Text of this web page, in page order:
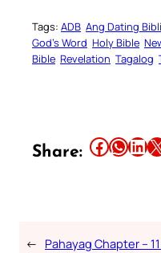
Tags: ADB Ang Dating
God’s Word Holy Bible
Bible Revelation Tagalog
Share: Share this article on Facebook Share this article on WhatsApp Share this article on LinkedIn Share this article on X
← Pahayag Chapter –